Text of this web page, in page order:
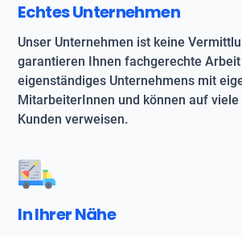
Echtes Unternehmen
Unser Unternehmen ist keine
garantieren Ihnen fachgerechte
eigenständiges Unternehmens mit
MitarbeiterInnen und können auf
Kunden verweisen.
In Ihrer Nähe